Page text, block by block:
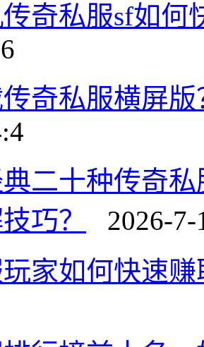
奇私服sf如何
奇私服横屏
二十种传奇
巧？
2026-7-
家如何快速